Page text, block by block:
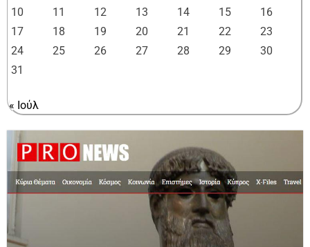
10
11 12 13 14 15
16
17
18 19 20 21 22
23
24
25 26 27 28 29
30
31
« Ιούλ